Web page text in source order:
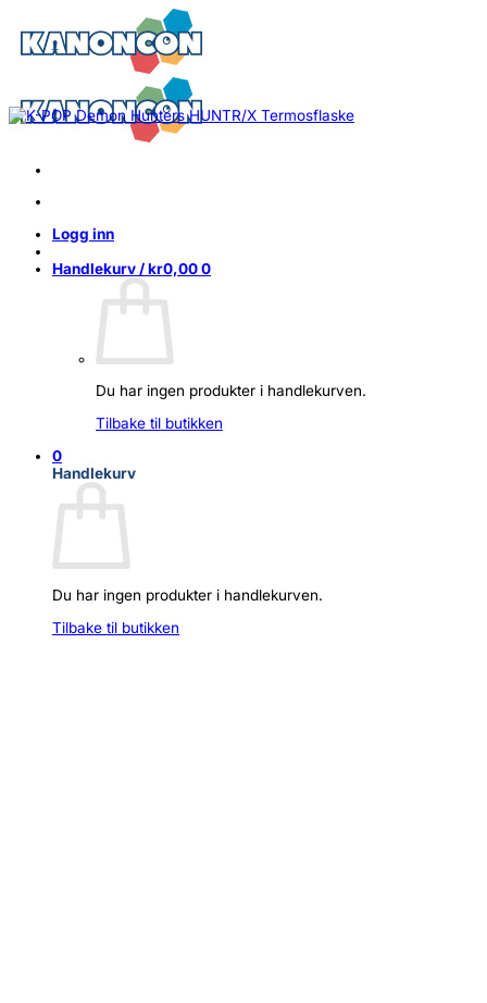
content
Logg inn
Handlekurv /kr0,000
Du har ingen produkter i handlekurven.
Tilbake til butikken
0
Handlekurv
Du har ingen produkter i handlekurven.
Tilbake til butikken